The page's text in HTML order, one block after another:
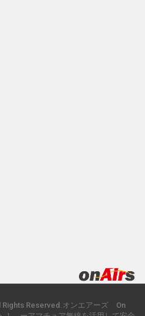
Rights Reserved.オンエアーズ On